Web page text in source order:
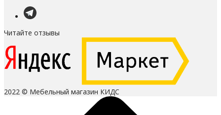
Читайте отзывы
2022 © Мебельный магазин КИДС